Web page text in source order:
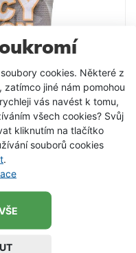
cookies. Některé z
jiné nám pomohou
vás navést k tomu,
všech cookies? Svůj
kliknutím na tlačítko
souborů cookies
20 mm / 1 kg
byla vytvořena nová
Toto boilies plně
kaprů. Je